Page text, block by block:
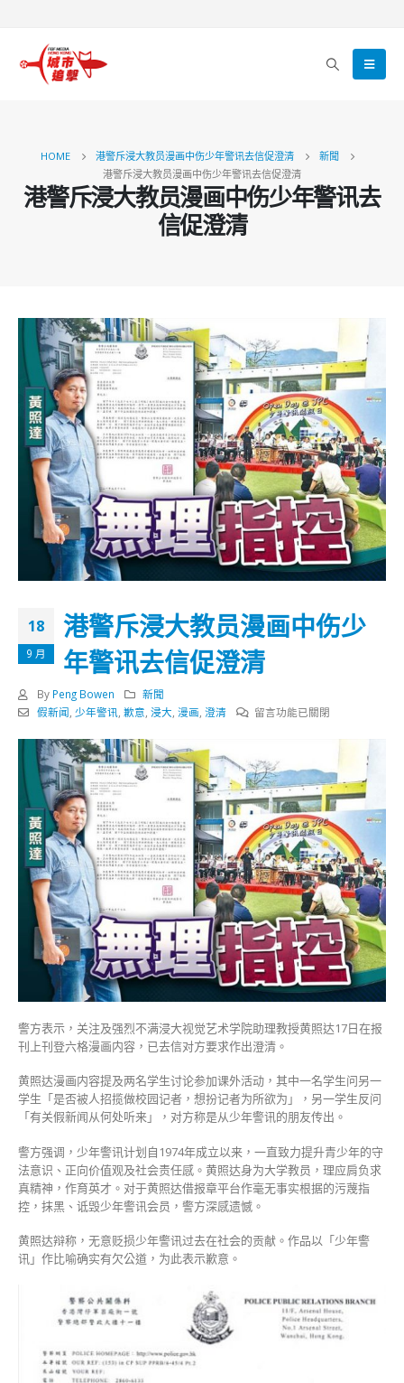
HOME 港警斥浸大教员漫画中伤少年警讯去信促澄清
新聞
港警斥浸大教员漫画中伤少年警讯去信促澄清
港警斥浸大教员漫画中伤少年警讯去
信促澄清
18
9 月
港警斥浸大教员漫画中伤少
年警讯去信促澄清
By Peng Bowen
新聞
假新闻 少年警讯, 歉意 浸大 漫画 澄清
在
斥
浸
大
员
漫
画
中
伤
少
年
警
讯
去
促
澄
清〉
中
留言功能已關閉
警方表示，关注及强烈不满浸大视觉艺术学院助理教授黄照达17日在报
刊上刊登六格漫画内容，已去信对方要求作出澄清。
黄照达漫画内容提及两名学生讨论参加课外活动，其中一名学生问另一
学生「是否被人招揽做校园记者，想扮记者为所欲为」，另一学生反问
「有关假新闻从何处听来」，对方称是从少年警讯的朋友传出。
警方强调，少年警讯计划自1974年成立以来，一直致力提升青少年的守
法意识、正向价值观及社会责任感。黄照达身为大学教员，理应肩负求
真精神，作育英才。对于黄照达借报章平台作毫无事实根据的污蔑指
控，抹黑、诋毁少年警讯会员，警方深感遗憾。
黄照达辩称，无意贬损少年警讯过去在社会的贡献。作品以「少年警
讯」作比喻确实有欠公道，为此表示歉意。